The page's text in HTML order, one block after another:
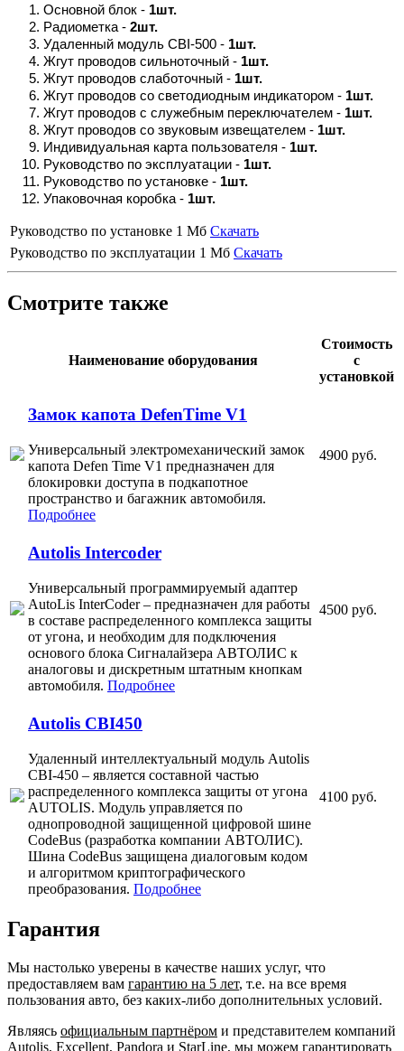
Основной блок - 1шт.
Радиометка - 2шт.
Удаленный модуль CBI-500 - 1шт.
Жгут проводов сильноточный - 1шт.
Жгут проводов слаботочный - 1шт.
Жгут проводов со светодиодным индикатором - 1шт.
Жгут проводов с служебным переключателем - 1шт.
Жгут проводов со звуковым извещателем - 1шт.
Индивидуальная карта пользователя - 1шт.
Руководство по эксплуатации - 1шт.
Руководство по установке - 1шт.
Упаковочная коробка - 1шт.
Руководство по установке 1 Мб Скачать
Руководство по эксплуатации 1 Мб Скачать
Смотрите также
Наименование оборудования
Стоимость
с
установкой
Замок капота DefenTime V1
Универсальный электромеханический замок
капота Defen Time V1 предназначен для
блокировки доступа в подкапотное
пространство и багажник автомобиля.
Подробнее
4900 руб.
Autolis Intercoder
Универсальный программируемый адаптер
AutoLis InterCoder – предназначен для работы
в составе распределенного комплекса защиты
от угона, и необходим для подключения
основого блока Сигналайзера АВТОЛИС к
аналоговы и дискретным штатным кнопкам
автомобиля. Подробнее
4500 руб.
Autolis CBI450
Удаленный интеллектуальный модуль Autolis
CBI-450 – является составной частью
распределенного комплекса защиты от угона
AUTOLIS. Модуль управляется по
однопроводной защищенной цифровой шине
CodeBus (разработка компании АВТОЛИС).
Шина CodeBus защищена диалоговым кодом
и алгоритмом криптографического
преобразования. Подробнее
4100 руб.
Гарантия
Мы настолько уверены в качестве наших услуг, что
предоставляем вам гарантию на 5 лет, т.е. на все время
пользования авто, без каких-либо дополнительных условий.
Являясь официальным партнёром и представителем компаний
Autolis, Excellent, Pandora и StarLine, мы можем гарантировать